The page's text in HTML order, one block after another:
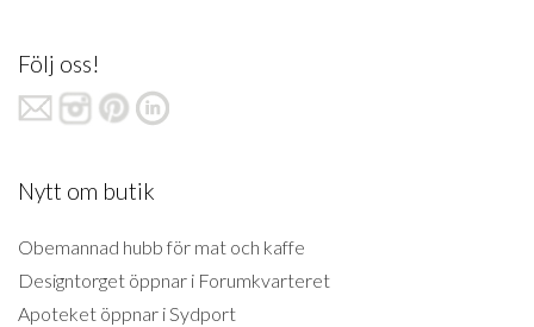
Följ oss!
Nytt om butik
Obemannad hubb för mat och kaffe
Designtorget öppnar i Forumkvarteret
Apoteket öppnar i Sydport